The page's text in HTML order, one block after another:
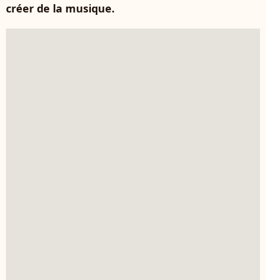
créer de la musique.